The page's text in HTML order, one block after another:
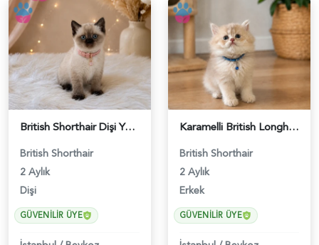
British Shorthair Dişi Yavrumuz 2 Aylık - 4647
British Shorthair
2 Aylık
Dişi
GÜVENILIR ÜYE
Karamelli British Longhair Erkek 2 Aylık - 4919
British Shorthair
2 Aylık
Erkek
GÜVENILIR ÜYE